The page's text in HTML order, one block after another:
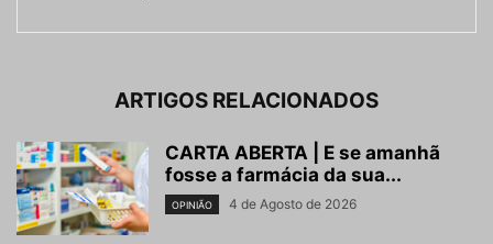
ARTIGOS RELACIONADOS
CARTA ABERTA | E se amanhã
fosse a farmácia da sua...
OPINIÃO 4 de Agosto de 2026